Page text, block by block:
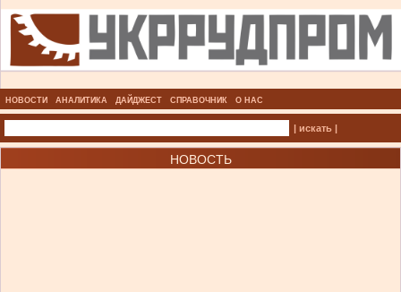
НОВОСТИ АНАЛИТИКА ДАЙДЖЕСТ СПРАВОЧНИК О НАС
| искать |
НОВОСТЬ